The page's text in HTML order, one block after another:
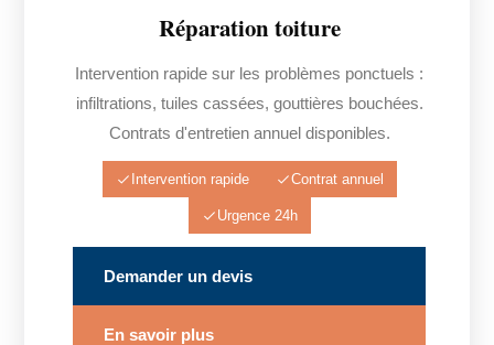
Réparation toiture
Intervention rapide sur les problèmes ponctuels :
infiltrations, tuiles cassées, gouttières bouchées.
Contrats d'entretien annuel disponibles.
Intervention rapide Contrat annuel
Urgence 24h
Demander un devis
En savoir plus